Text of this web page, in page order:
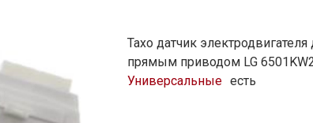
Тахо датчик
прямым приводом LG
Универсальные есть